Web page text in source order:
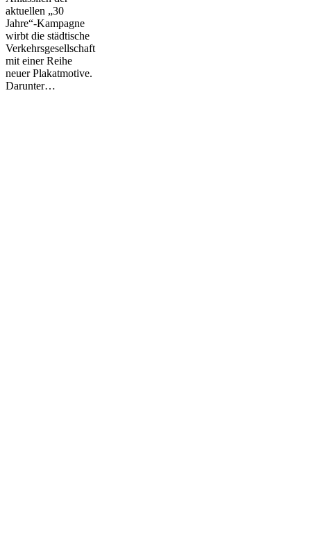
aktuellen „30
Jahre“-Kampagne
wirbt die städtische
Verkehrsgesellschaft
mit einer Reihe
neuer Plakatmotive.
Darunter…